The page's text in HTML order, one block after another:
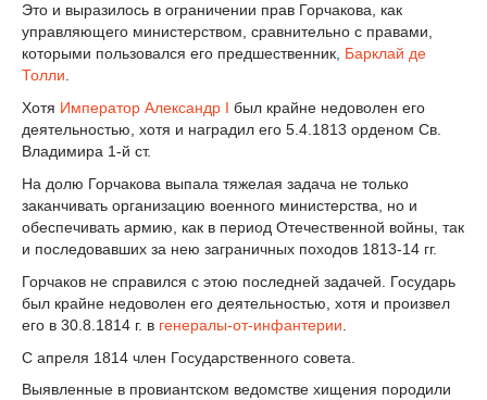
Это и выразилось в ограничении прав Горчакова, как
управляющего министерством, сравнительно с правами,
которыми пользовался его предшественник, Барклай де
Толли.
Хотя Император Александр I был крайне недоволен его
деятельностью, хотя и наградил его 5.4.1813 орденом Св.
Владимира 1-й ст.
На долю Горчакова выпала тяжелая задача не только
заканчивать организацию военного министерства, но и
обеспечивать армию, как в период Отечественной войны, так
и последовавших за нею заграничных походов 1813-14 гг.
Горчаков не справился с этою последней задачей. Государь
был крайне недоволен его деятельностью, хотя и произвел
его в 30.8.1814 г. в генералы-от-инфантерии
С апреля 1814 член Государственного совета.
Выявленные в провиантском ведомстве хищения породили